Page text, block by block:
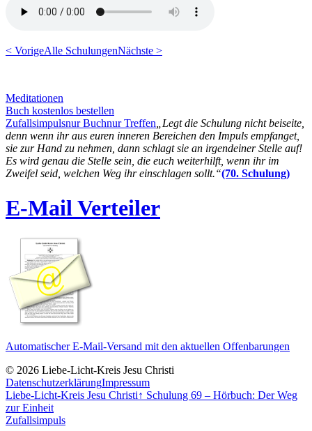
< VorigeAlle SchulungenNächste >
Meditationen
Buch kostenlos bestellen
Zufallsimpulsnur Buchnur Treffen„Legt die Schulung nicht beiseite,
denn wenn ihr aus euren inneren Bereichen den Impuls empfanget,
sie zur Hand zu nehmen, dann schlagt sie an irgendeiner Stelle auf!
Es wird genau die Stelle sein, die euch weiterhilft, wenn ihr im
Zweifel seid, welchen Weg ihr einschlagen sollt.“(70. Schulung)
E-Mail Verteiler
Automatischer E-Mail-Versand mit den aktuellen Offenbarungen
© 2026 Liebe-Licht-Kreis Jesu Christi
DatenschutzerklärungImpressum
Liebe-Licht-Kreis Jesu Christi↑ Schulung 69 – Hörbuch: Der Weg
zur Einheit
Zufallsimpuls